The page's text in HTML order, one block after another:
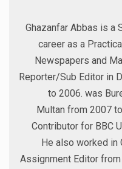
Ghazanfar Abbas is a
career as a
Newspapers and
Reporter/Sub Editor in
to 2006. was
Multan from 2007
Contributor for BBC
He also worked in
Assignment Editor